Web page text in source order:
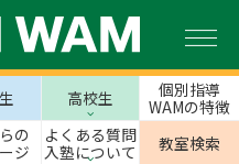
高校生
個別指導
WAMの特徴
の
ジ
よくある質問
入塾について
教室検索